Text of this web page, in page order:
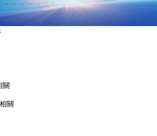
關
關